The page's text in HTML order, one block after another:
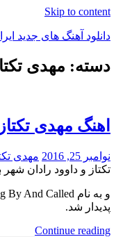
Skip to content
دانلود آهنگ های جدید
دانلود
دسته: مهدی
اهنگ مهدی
نوامبر 25, 2016 مهدی
تکتاز و داوود رادان شهر
پدیدار شد.
Continue reading